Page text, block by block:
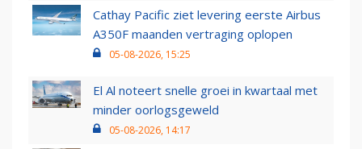
Cathay Pacific ziet levering eerste Airbus
A350F maanden vertraging oplopen
05-08-2026, 15:25
El Al noteert snelle groei in kwartaal met
minder oorlogsgeweld
05-08-2026, 14:17